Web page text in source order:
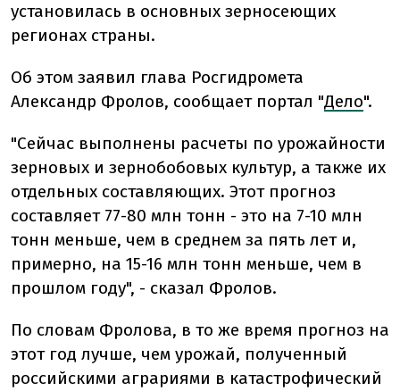
установилась в основных зерносеющих
регионах страны.
Об этом заявил глава Росгидромета
Александр Фролов, сообщает портал "Дело".
"Сейчас выполнены расчеты по урожайности
зерновых и зернобобовых культур, а также их
отдельных составляющих. Этот прогноз
составляет 77-80 млн тонн - это на 7-10 млн
тонн меньше, чем в среднем за пять лет и,
примерно, на 15-16 млн тонн меньше, чем в
прошлом году", - сказал Фролов.
По словам Фролова, в то же время прогноз на
этот год лучше, чем урожай, полученный
российскими аграриями в катастрофический